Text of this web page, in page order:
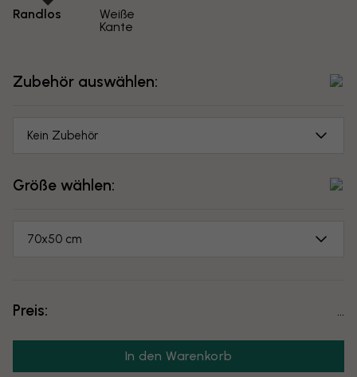
Randlos
Weiße
Kante
Zubehör auswählen:
Kein Zubehör
Größe wählen:
70x50 cm
Preis:
In den Warenkorb